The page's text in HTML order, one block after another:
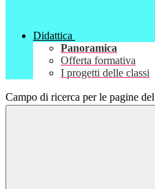
Didattica
Panoramica
Offerta formativa
I progetti delle classi
Campo di ricerca per le pagine